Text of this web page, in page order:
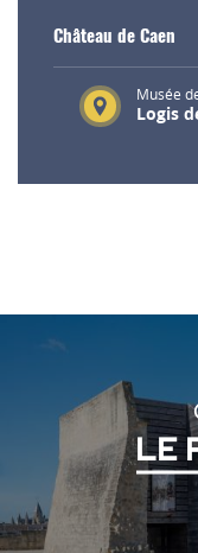
Château de Caen
Musée
Logis
LE